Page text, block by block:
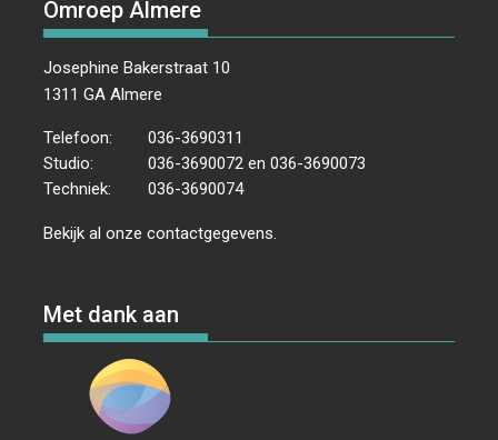
Omroep Almere
Josephine Bakerstraat 10
1311 GA Almere
Telefoon:
036-3690311
Studio:
036-3690072 en 036-3690073
Techniek:
036-3690074
Bekijk al onzecontactgegevens.
Met dank aan